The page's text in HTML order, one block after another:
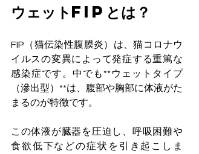
ウェットFIPとは？
FIP（猫伝染性腹膜炎）は、猫コロナウ
イルスの変異によって発症する重篤な
感染症です。中でも**ウェットタイプ
（滲出型）**は、腹部や胸部に体液がた
まるのが特徴です。
この体液が臓器を圧迫し、呼吸困難や
食欲低下などの症状を引き起こしま